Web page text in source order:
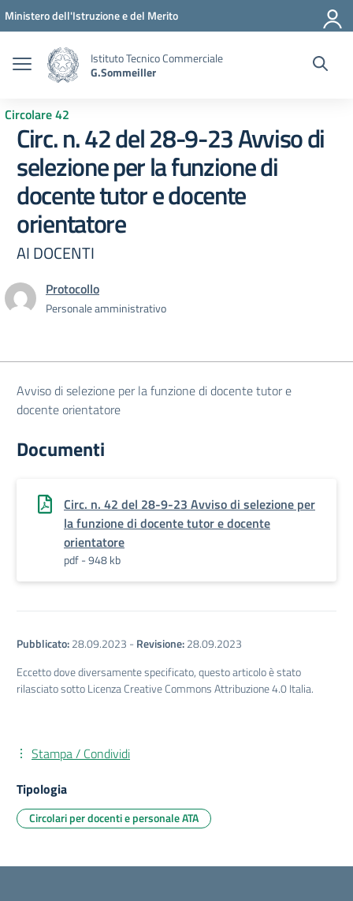
Vai ai contenuti
Vai al menu di navigazione
Vai al footer
Ministero dell'Istruzione e del Merito
Istituto Tecnico Commerciale
G.Sommeiller
Circolare 42
Circ. n. 42 del 28-9-23 Avviso di
selezione per la funzione di
docente tutor e docente
orientatore
AI DOCENTI
Protocollo
Personale amministrativo
Avviso di selezione per la funzione di docente tutor e
docente orientatore
Documenti
Circ. n. 42 del 28-9-23 Avviso di selezione per
la funzione di docente tutor e docente
orientatore
pdf - 948 kb
Pubblicato:28.09.2023 -Revisione:28.09.2023
Eccetto dove diversamente specificato, questo articolo è stato
rilasciato sotto Licenza Creative Commons Attribuzione 4.0 Italia.
Stampa / Condividi
Tipologia
Circolari per docenti e personale ATA